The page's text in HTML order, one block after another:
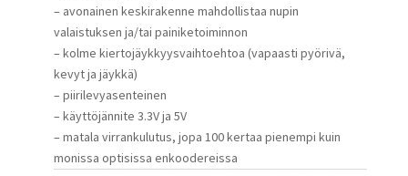
– avonainen keskirakenne mahdollistaa nupin
valaistuksen ja/tai painiketoiminnon
– kolme kiertojäykkyysvaihtoehtoa (vapaasti pyörivä,
kevyt ja jäykkä)
– piirilevyasenteinen
– käyttöjännite 3.3V ja 5V
– matala virrankulutus, jopa 100 kertaa pienempi kuin
monissa optisissa enkoodereissa